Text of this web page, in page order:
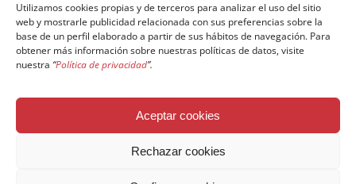
Utilizamos cookies propias y de terceros para analizar el uso del sitio
web y mostrarle publicidad relacionada con sus preferencias sobre la
base de un perfil elaborado a partir de sus hábitos de navegación. Para
obtener más información sobre nuestras políticas de datos, visite
nuestra “Política de privacidad”.
Aceptar cookies
Rechazar cookies
© Copyright Fundación Comillas
Política de cookies
Aviso legal